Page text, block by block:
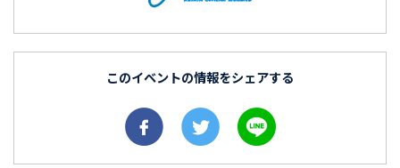
このイベントの情報をシェアする